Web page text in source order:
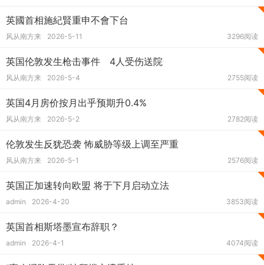
英國首相施紀賢重申不會下台
风从南方来 2026-5-11 3296阅读
英国伦敦发生枪击事件 4人受伤送院
风从南方来 2026-5-4 2755阅读
英国4月房价按月出乎预期升0.4%
风从南方来 2026-5-2 2782阅读
伦敦发生反犹恐袭 怖威胁等级上调至严重
风从南方来 2026-5-1 2576阅读
英国正加速转向欧盟 将于下月启动立法
admin 2026-4-20 3853阅读
英国首相斯塔墨宣布辞职？
admin 2026-4-1 4074阅读